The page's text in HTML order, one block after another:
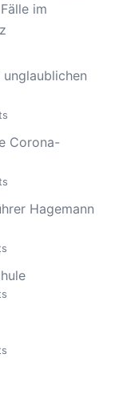
im
Corona-
Hagemann